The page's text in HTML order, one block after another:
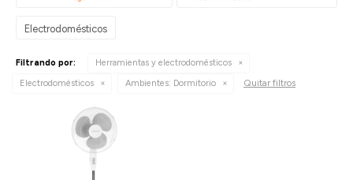
Electrodomésticos
Filtrando por:
Herramientas y electrodomésticos
Electrodomésticos
Ambientes: Dormitorio Quitar filtros